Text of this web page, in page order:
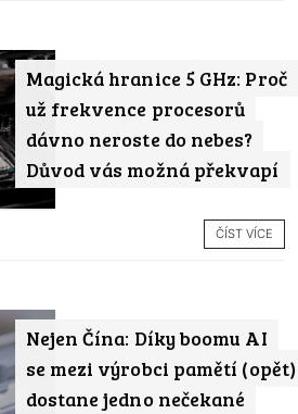
Magická hranice 5 GHz: Proč
už frekvence procesorů
dávno neroste do nebes?
Důvod vás možná překvapí
ČÍST VÍCE
Nejen Čína: Díky boomu AI
se mezi výrobci pamětí (opět)
dostane jedno nečekané